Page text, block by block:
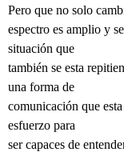
Pero que no solo
espectro es amplio y
situación que
también se esta
una forma de
comunicación que
esfuerzo para
ser capaces de